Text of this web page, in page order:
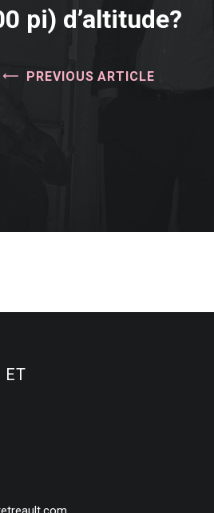
pi) d’altitude?
PREVIOUS ARTICLE